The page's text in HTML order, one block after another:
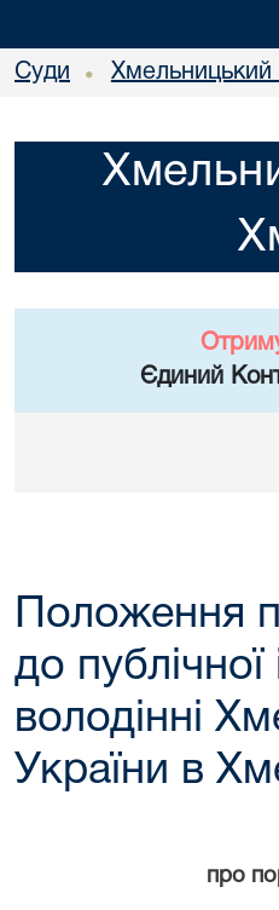
Суди • Хмельницький
Єдиний
Положення
до
володінні
України в
про